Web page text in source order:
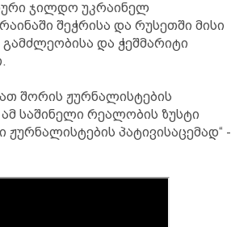
ჯილდო უკრაინელ
შეჭრისა და რუსეთში მისი
და ჭეშმარიტი
შორის ჟურნალისტების
საშინელი რეალობის ზუსტი
პატივისაცემად“ -